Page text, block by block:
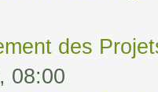
des
08:00